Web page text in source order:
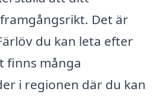
Det är
du kan leta efter
finns många
i regionen där du kan